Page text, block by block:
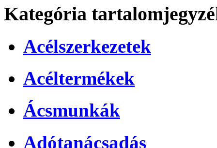
Kategória
Acélszerkezetek
Acéltermékek
Ácsmunkák
Adótanácsadás